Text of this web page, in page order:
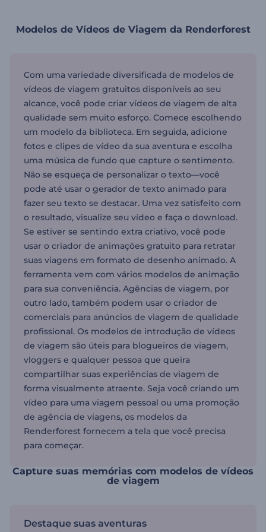
Modelos de Vídeos de Viagem da Renderforest
Com uma variedade diversificada de modelos de
vídeos de viagem gratuitos disponíveis ao seu
alcance, você pode criar vídeos de viagem de alta
qualidade sem muito esforço. Comece escolhendo
um modelo da biblioteca. Em seguida, adicione
fotos e clipes de vídeo da sua aventura e escolha
uma música de fundo que capture o sentimento.
Não se esqueça de personalizar o texto—você
pode até usar o gerador de texto animado para
fazer seu texto se destacar. Uma vez satisfeito com
o resultado, visualize seu vídeo e faça o download.
Se estiver se sentindo extra criativo, você pode
usar o criador de animações gratuito para retratar
suas viagens em formato de desenho animado. A
ferramenta vem com vários modelos de animação
para sua conveniência. Agências de viagem, por
outro lado, também podem usar o criador de
comerciais para anúncios de viagem de qualidade
profissional. Os modelos de introdução de vídeos
de viagem são úteis para blogueiros de viagem,
vloggers e qualquer pessoa que queira
compartilhar suas experiências de viagem de
forma visualmente atraente. Seja você criando um
vídeo para uma viagem pessoal ou uma promoção
de agência de viagens, os modelos da
Renderforest fornecem a tela que você precisa
para começar.
Capture suas memórias com modelos de vídeos
de viagem
Destaque suas aventuras